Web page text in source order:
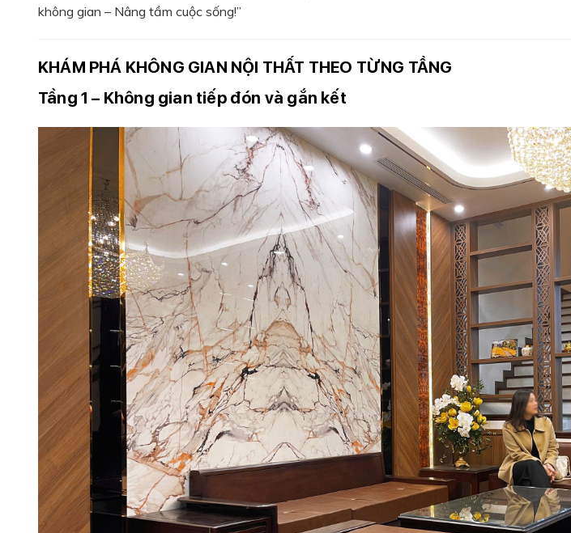
không gian – Nâng tầm cuộc sống!”
KHÁM PHÁ KHÔNG GIAN NỘI THẤT THEO TỪNG TẦNG
Tầng 1 – Không gian tiếp đón và gắn kết